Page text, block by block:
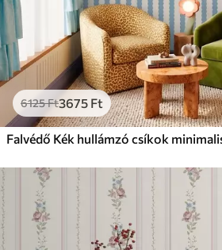
6125Ft3675 Ft